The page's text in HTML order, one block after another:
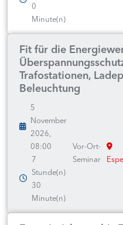
0
Minute(n)
Fit für die
Trafostationen,
Beleuchtung
5
November
2026,
08:00
7
Stunde(n)
30
Minute(n)
Vor-Ort-
Seminar